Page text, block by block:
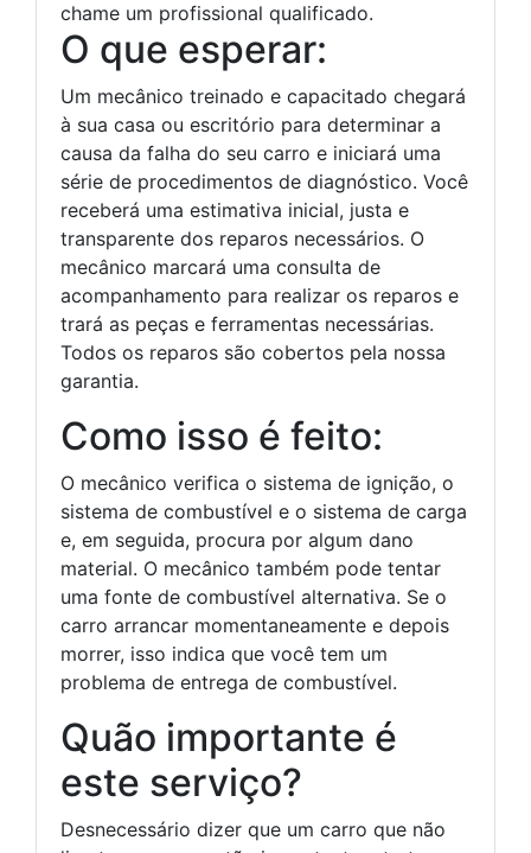
chame um profissional qualificado.
O que esperar:
Um mecânico treinado e capacitado chegará
à sua casa ou escritório para determinar a
causa da falha do seu carro e iniciará uma
série de procedimentos de diagnóstico. Você
receberá uma estimativa inicial, justa e
transparente dos reparos necessários. O
mecânico marcará uma consulta de
acompanhamento para realizar os reparos e
trará as peças e ferramentas necessárias.
Todos os reparos são cobertos pela nossa
garantia.
Como isso é feito:
O mecânico verifica o sistema de ignição, o
sistema de combustível e o sistema de carga
e, em seguida, procura por algum dano
material. O mecânico também pode tentar
uma fonte de combustível alternativa. Se o
carro arrancar momentaneamente e depois
morrer, isso indica que você tem um
problema de entrega de combustível.
Quão importante é
este serviço?
Desnecessário dizer que um carro que não